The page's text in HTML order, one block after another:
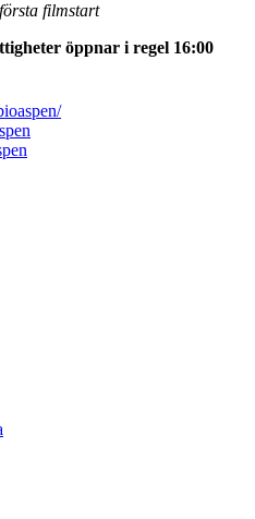
filmstart
öppnar i regel 16:00